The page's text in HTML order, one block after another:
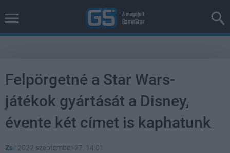
Felpörgetné a Star Wars-
játékok gyártását a Disney,
évente két címet is kaphatunk
Zs | 2022 szeptember 27. 14:01